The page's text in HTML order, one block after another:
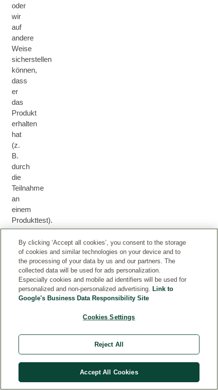
oder
wir
auf
andere
Weise
sicherstellen
können,
dass
er
das
Produkt
erhalten
hat
(z.
B.
durch
die
Teilnahme
an
einem
Produkttest).
Pr
od
tte
wurden
die
By clicking ‘Accept all cookies’, you consent to the storage
of cookies and similar technologies on your device and to
the processing of your data by us and our partners. The
collected data will be used for ads personalization.
Especially cookies and mobile ad identifiers will be used for
personalized and non-personalized advertising. Link to
Google's Business Data Responsibility Site
Cookies Settings
Reject All
Accept All Cookies